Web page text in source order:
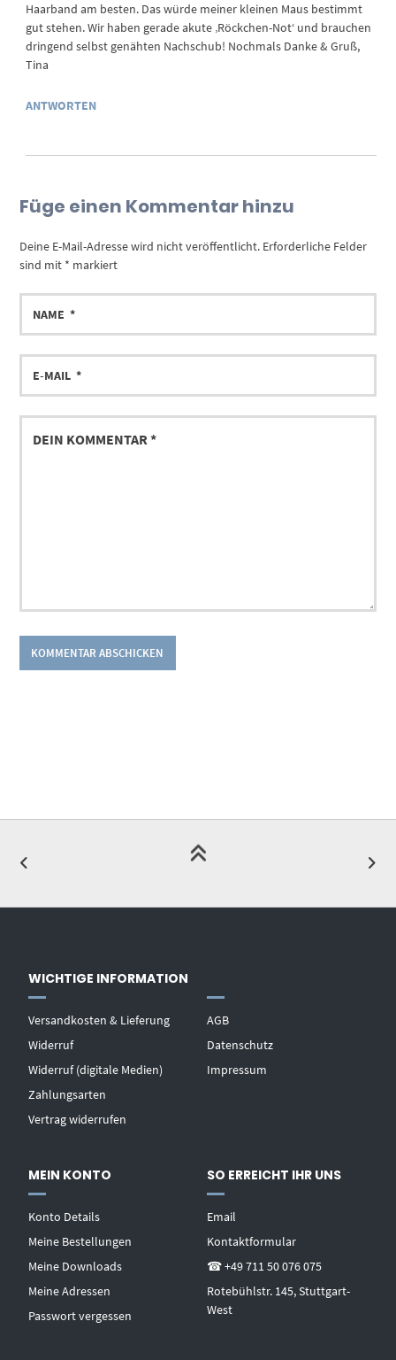
Haarband am besten. Das würde meiner kleinen Maus bestimmt
gut stehen. Wir haben gerade akute ‚Röckchen-Not‘ und brauchen
dringend selbst genähten Nachschub! Nochmals Danke & Gruß,
Tina
ANTWORTEN
Füge einen Kommentar hinzu
Deine E-Mail-Adresse wird nicht veröffentlicht. Erforderliche Felder
sind mit * markiert
MAIL
KOMMENTAR
WICHTIGE INFORMATION
Versandkosten & Lieferung
Widerruf
Widerruf (digitale Medien)
Zahlungsarten
Vertrag widerrufen
AGB
Datenschutz
Impressum
MEIN KONTO
Konto Details
Meine Bestellungen
Meine Downloads
Meine Adressen
Passwort vergessen
SO ERREICHT IHR UNS
Email
Kontaktformular
☎ +49 711 50 076 075
Rotebühlstr. 145, Stuttgart-
West